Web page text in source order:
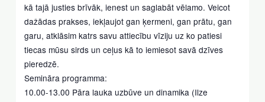
kā tajā justies brīvāk, ienest un saglabāt vēlamo. Veicot
dažādas prakses, iekļaujot gan ķermeni, gan prātu, gan
garu, atklāsim katrs savu attiecību vīziju uz ko patiesi
tiecas mūsu sirds un ceļus kā to iemiesot savā dzīves
pieredzē.
Semināra programma:
10.00-13.00 Pāra lauka uzbūve un dinamika (Ilze